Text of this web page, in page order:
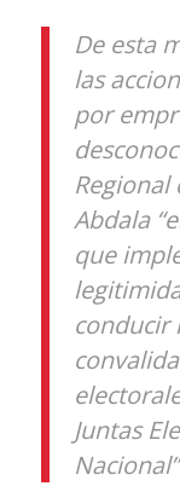
De esta
las
por
Regional
Abdala
que
conducir
Juntas